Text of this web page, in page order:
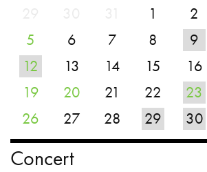
1 2
5
6 7 8 9
12
13 14 15 16
19
20 21 22 23
26
27 28 29 30
Concert